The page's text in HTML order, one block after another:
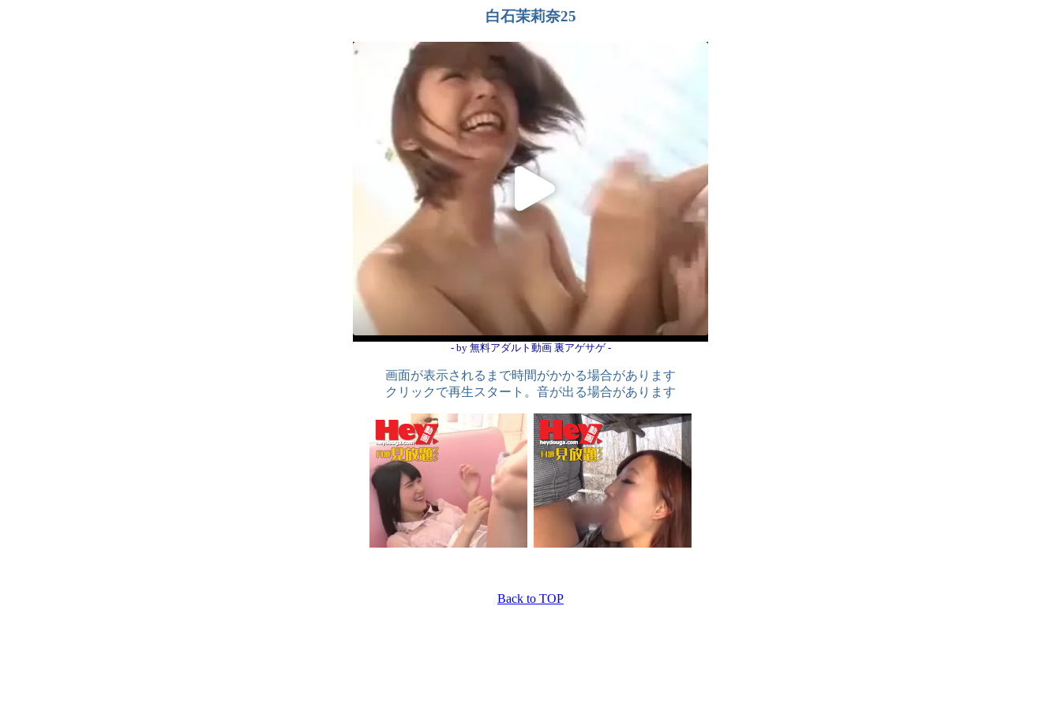
白石茉莉奈25
画面が表示されるまで時間がかかる場合があります
クリックで再生スタート。音が出る場合があります
Back to TOP